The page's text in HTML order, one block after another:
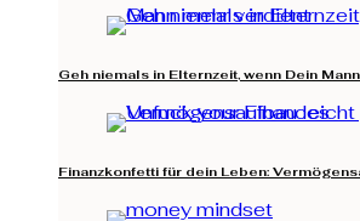
Geh niemals in Elternzeit, wenn Dein
Finanzkonfetti für dein Leben: